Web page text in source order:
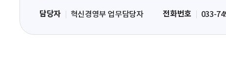
력
담당자 혁신경영부 업무담당자 전화번호 033-